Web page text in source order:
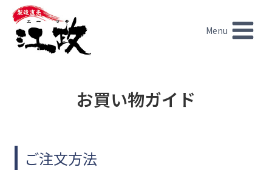
Menu
お買い物ガイド
ご注文方法